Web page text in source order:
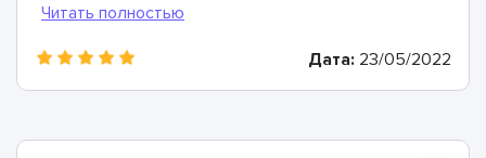
Дата: 23/05/2022